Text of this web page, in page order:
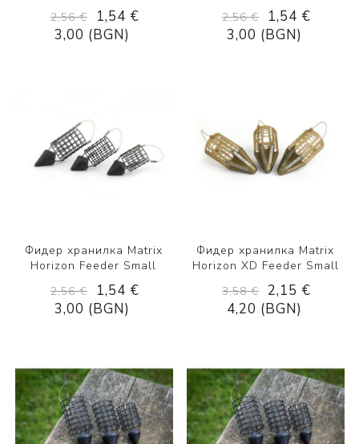
2,56 €
1,54 €
3,00 (BGN)
2,56 €
1,54 €
3,00 (BGN)
Фидер хранилка Matrix
Horizon Feeder Small
2,56 €
1,54 €
3,00 (BGN)
Фидер хранилка Matrix
Horizon XD Feeder Small
3,58 €
2,15 €
4,20 (BGN)